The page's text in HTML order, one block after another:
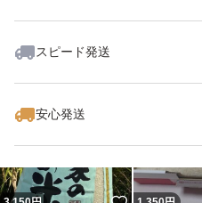
スピード発送
安心発送